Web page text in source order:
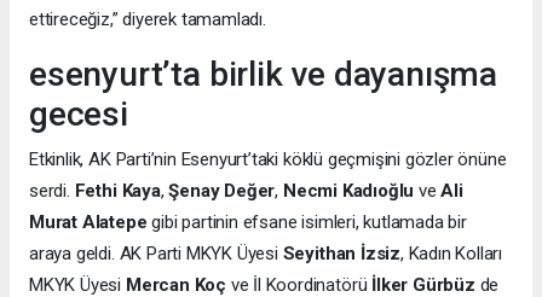
ettireceğiz,” diyerek tamamladı.
esenyurt’ta birlik ve dayanışma
gecesi
Etkinlik, AK Parti’nin Esenyurt’taki köklü geçmişini gözler önüne
serdi. Fethi Kaya,Şenay Değer, Necmi Kadıoğlu veAli
Murat Alatepe gibi partinin efsane isimleri, kutlamada bir
araya geldi. AK Parti MKYK Üyesi Seyithan İzsiz, Kadın Kolları
MKYK Üyesi Mercan Koç ve İl Koordinatörü İlker Gürbüz de